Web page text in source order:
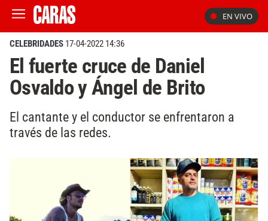
EN VIVO
CELEBRIDADES 17-04-2022 14:36
El fuerte cruce de Daniel
Osvaldo y Ángel de Brito
El cantante y el conductor se enfrentaron a
través de las redes.